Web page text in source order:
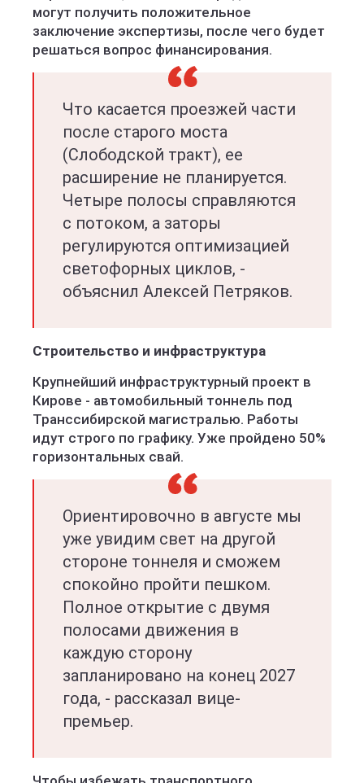
могут получить положительное
заключение экспертизы, после чего будет
решаться вопрос финансирования.
Что касается проезжей части
после старого моста
(Слободской тракт), ее
расширение не планируется.
Четыре полосы справляются
с потоком, а заторы
регулируются оптимизацией
светофорных циклов, -
объяснил Алексей Петряков.
Строительство и инфраструктура
Крупнейший инфраструктурный проект в
Кирове - автомобильный тоннель под
Транссибирской магистралью. Работы
идут строго по графику. Уже пройдено 50%
горизонтальных свай.
Ориентировочно в августе мы
уже увидим свет на другой
стороне тоннеля и сможем
спокойно пройти пешком.
Полное открытие с двумя
полосами движения в
каждую сторону
запланировано на конец 2027
года, - рассказал вице-
премьер.